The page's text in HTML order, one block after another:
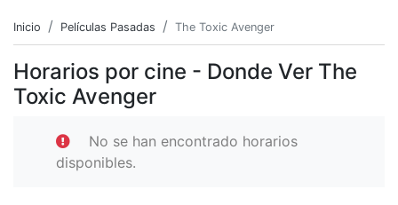
Inicio Películas Pasadas The Toxic Avenger
Horarios por cine - Donde Ver The
Toxic Avenger
No se han encontrado horarios
disponibles.